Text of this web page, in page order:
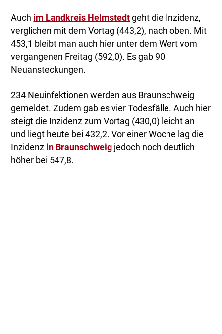
Auch im Landkreis Helmstedt geht die Inzidenz,
verglichen mit dem Vortag (443,2), nach oben. Mit
453,1 bleibt man auch hier unter dem Wert vom
vergangenen Freitag (592,0). Es gab 90
Neuansteckungen.
234 Neuinfektionen werden aus Braunschweig
gemeldet. Zudem gab es vier Todesfälle. Auch hier
steigt die Inzidenz zum Vortag (430,0) leicht an
und liegt heute bei 432,2. Vor einer Woche lag die
Inzidenz in Braunschweig jedoch noch deutlich
höher bei 547,8.